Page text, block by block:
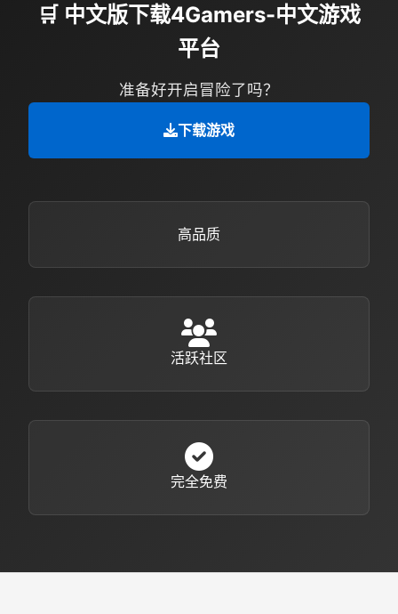
🛒 中文版下载4Gamers-中文游戏
平台
准备好开启冒险了吗？
下载游戏
高品质
活跃社区
完全免费